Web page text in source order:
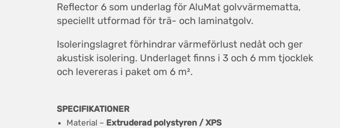
Reflector 6 som underlag för AluMat golvvärmematta,
speciellt utformad för trä- och laminatgolv.
Isoleringslagret förhindrar värmeförlust nedåt och ger
akustisk isolering. Underlaget finns i 3 och 6 mm tjocklek
och levereras i paket om 6 m².
SPECIFIKATIONER
Material – Extruderad polystyren / XPS